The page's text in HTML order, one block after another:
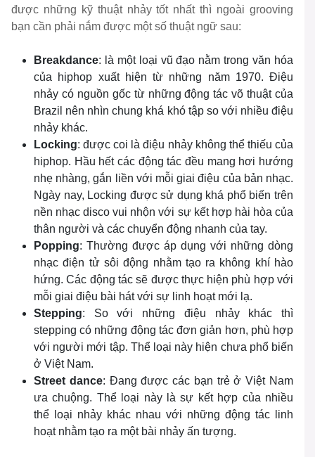
được những kỹ thuật nhảy tốt nhất thì ngoài grooving
bạn cần phải nắm được một số thuật ngữ sau:
Breakdance: là một loại vũ đạo nằm trong văn hóa
của hiphop xuất hiện từ những năm 1970. Điệu
nhảy có nguồn gốc từ những động tác võ thuật của
Brazil nên nhìn chung khá khó tập so với nhiều điệu
nhảy khác.
Locking: được coi là điệu nhảy không thể thiếu của
hiphop. Hầu hết các động tác đều mang hơi hướng
nhẹ nhàng, gắn liền với mỗi giai điệu của bản nhạc.
Ngày nay, Locking được sử dụng khá phổ biến trên
nền nhạc disco vui nhộn với sự kết hợp hài hòa của
thân người và các chuyển động nhanh của tay.
Popping: Thường được áp dụng với những dòng
nhạc điện tử sôi động nhằm tạo ra không khí hào
hứng. Các động tác sẽ được thực hiện phù hợp với
mỗi giai điệu bài hát với sự linh hoạt mới lạ.
Stepping: So với những điệu nhảy khác thì
stepping có những động tác đơn giản hơn, phù hợp
với người mới tập. Thể loại này hiện chưa phổ biến
ở Việt Nam.
Street dance: Đang được các bạn trẻ ở Việt Nam
ưa chuộng. Thể loại này là sự kết hợp của nhiều
thể loại nhảy khác nhau với những động tác linh
hoạt nhằm tạo ra một bài nhảy ấn tượng.